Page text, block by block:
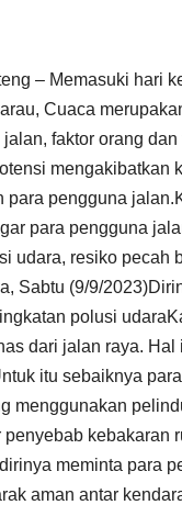
– Memasuki hari
Cuaca
faktor orang
para pengguna
para pengguna
udara, resiko pecah
Sabtu (9/9/
polusi
dari jalan raya.
itu sebaiknya
menggunakan
meminta para
aman antar